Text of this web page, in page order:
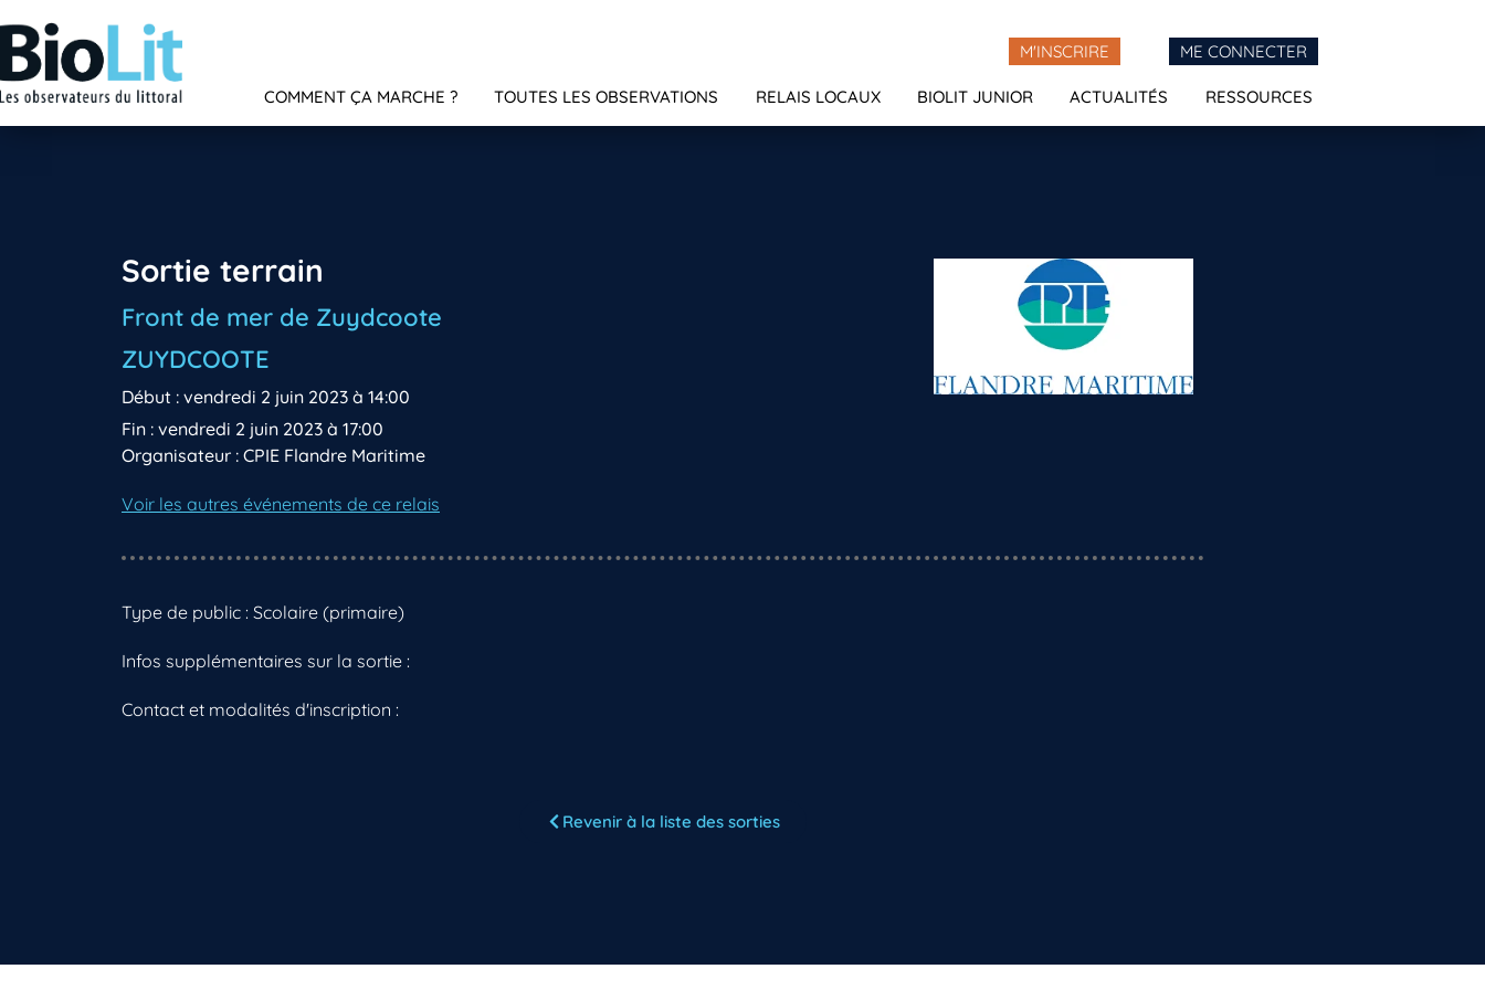
M'INSCRIRE ME CONNECTER
COMMENT ÇA MARCHE ? TOUTES LES OBSERVATIONS RELAIS LOCAUX BIOLIT JUNIOR ACTUALITÉS RESSOURCES
Sortie terrain
Front de mer de Zuydcoote
ZUYDCOOTE
Début : vendredi 2 juin 2023 à 14:00
Fin : vendredi 2 juin 2023 à 17:00
Organisateur : CPIE Flandre Maritime
Voir les autres événements de ce relais
Type de public : Scolaire (primaire)
Infos supplémentaires sur la sortie :
Contact et modalités d'inscription :
Revenir à la liste des sorties